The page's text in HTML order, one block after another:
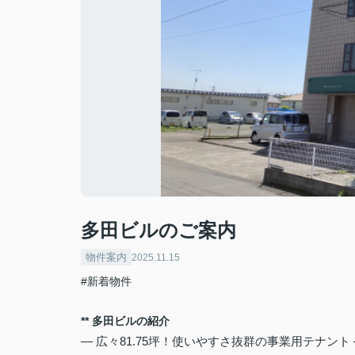
多田ビルのご案内
物件案内 2025.11.15
#新着物件
** 多田ビルの紹介
— 広々81.75坪！使いやすさ抜群の事業用テナン